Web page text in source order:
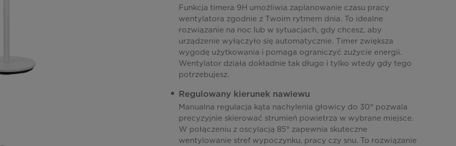
Funkcja timera 9H umożliwia zaplanowanie czasu pracy
wentylatora zgodnie z Twoim rytmem dnia. To idealne
rozwiązanie na noc lub w sytuacjach, gdy chcesz, aby
urządzenie wyłączyło się automatycznie. Timer zwiększa
wygodę użytkowania i pomaga ograniczyć zużycie energii.
Wentylator działa dokładnie tak długo i tylko wtedy gdy tego
potrzebujesz.
Regulowany kierunek nawiewu
Manualna regulacja kąta nachylenia głowicy do 30° pozwala
precyzyjnie skierować strumień powietrza w wybrane miejsce.
W połączeniu z oscylacją 85° zapewnia skuteczne
wentylowanie stref wypoczynku, pracy czy snu. To rozwiązanie